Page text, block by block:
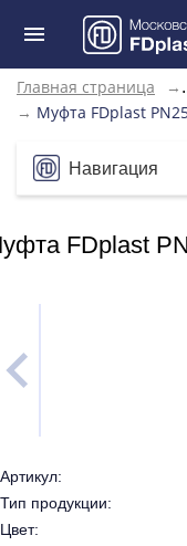
Главная страница →
→ Муфта FDplast
Навигация
FDplast
Артикул:
Тип продукции:
Цвет: